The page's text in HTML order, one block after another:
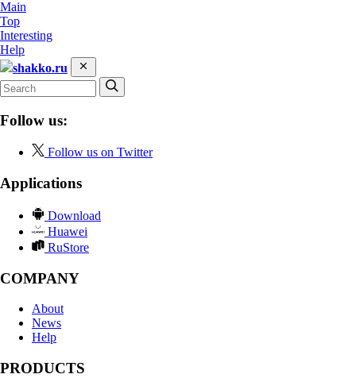
Main
Top
Interesting
Help
shakko.ru
Follow us:
Follow us on Twitter
Applications
Download
Huawei
RuStore
COMPANY
About
News
Help
PRODUCTS